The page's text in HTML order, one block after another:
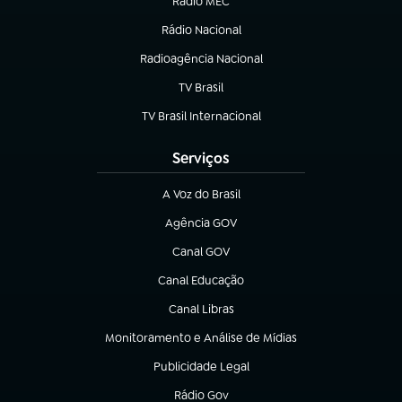
Rádio Nacional
(abre em nova aba)
Radioagência Nacional
(abre em nova aba)
TV Brasil
(abre em nova aba)
TV Brasil Internacional
(abre em nova aba)
Serviços
A Voz do Brasil
(abre em nova aba)
Agência GOV
(abre em nova aba)
Canal GOV
(abre em nova aba)
Canal Educação
(abre em nova aba)
Canal Libras
(abre em nova aba)
Monitoramento e Análise de Mídias
(abre em nova aba)
Publicidade Legal
(abre em nova aba)
Rádio Gov